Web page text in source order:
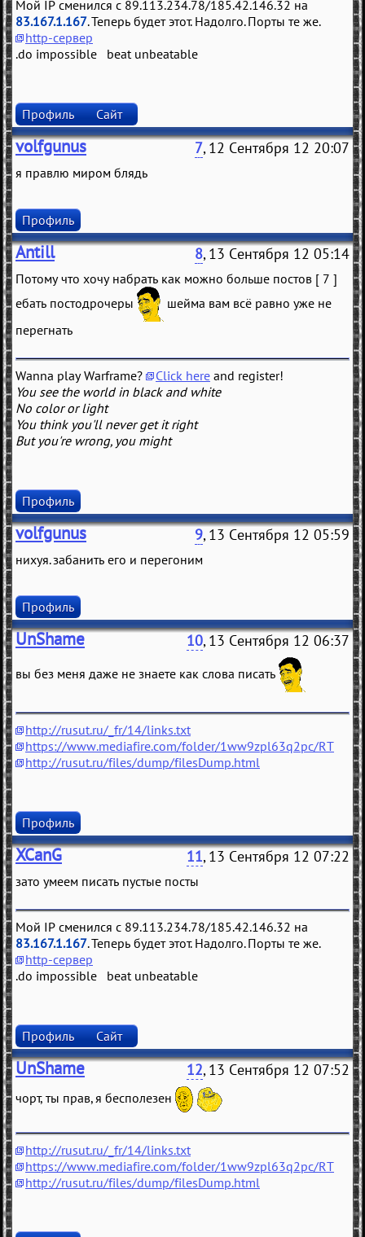
Мой IP сменился с 89.113.234.78/185.42.146.32 на
83.167.1.167. Теперь будет этот. Надолго. Порты те же.
http-сервер
.do impossible beat unbeatable
Профиль Сайт
volfgunus 7, 12 Сентября 12 20:07
я правлю миром блядь
Профиль
Antill 8, 13 Сентября 12 05:14
Потому что хочу набрать как можно больше постов [ 7 ]
ебать постодрочеры
шейма вам всё равно уже не
перегнать
Wanna play Warframe? Click here and register!
You see the world in black and white
No color or light
You think you'll never get it right
But you're wrong, you might
Профиль
volfgunus 9, 13 Сентября 12 05:59
нихуя. забанить его и перегоним
Профиль
UnShame 10, 13 Сентября 12 06:37
вы без меня даже не знаете как слова писать
http://rusut.ru/_fr/14/links.txt
https://www.mediafire.com/folder/1ww9zpl63q2pc/RT
http://rusut.ru/files/dump/filesDump.html
Профиль
XCanG 11, 13 Сентября 12 07:22
зато умеем писать пустые посты
Мой IP сменился с 89.113.234.78/185.42.146.32 на
83.167.1.167. Теперь будет этот. Надолго. Порты те же.
http-сервер
.do impossible beat unbeatable
Профиль Сайт
UnShame 12, 13 Сентября 12 07:52
чорт, ты прав, я бесполезен
http://rusut.ru/_fr/14/links.txt
https://www.mediafire.com/folder/1ww9zpl63q2pc/RT
http://rusut.ru/files/dump/filesDump.html